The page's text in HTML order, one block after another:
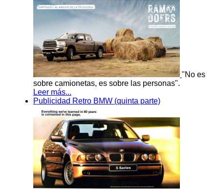
"No es
sobre camionetas, es sobre las personas".
Leer más...
Publicidad Retro BMW (quinta parte)